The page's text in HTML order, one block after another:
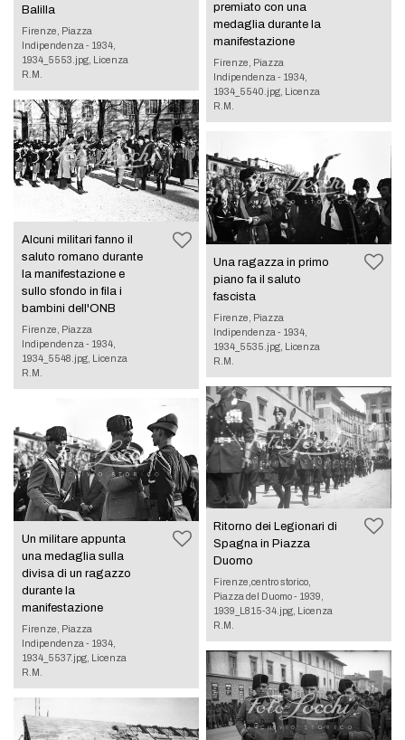
Balilla
Firenze, Piazza
Indipendenza - 1934,
1934_5553.jpg, Licenza
R.M.
Alcuni militari fanno il
saluto romano durante
la manifestazione e
sullo sfondo in fila i
bambini dell'ONB
Firenze, Piazza
Indipendenza - 1934,
1934_5548.jpg, Licenza
R.M.
Un militare appunta
una medaglia sulla
divisa di un ragazzo
durante la
manifestazione
Firenze, Piazza
Indipendenza - 1934,
1934_5537.jpg, Licenza
R.M.
premiato con una
medaglia durante la
manifestazione
Firenze, Piazza
Indipendenza - 1934,
1934_5540.jpg, Licenza
R.M.
Una ragazza in primo
piano fa il saluto
fascista
Firenze, Piazza
Indipendenza - 1934,
1934_5535.jpg, Licenza
R.M.
Ritorno dei Legionari di
Spagna in Piazza
Duomo
Firenze,centro storico,
Piazza del Duomo - 1939,
1939_L815-34.jpg, Licenza
R.M.